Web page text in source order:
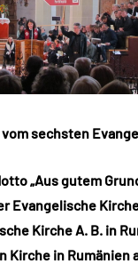
sechsten
„Aus gutem
Evangelische
Kirche A. B. in
Kirche in Rumänien